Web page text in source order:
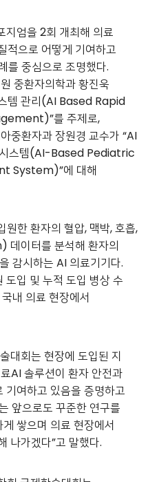
지엄을 2회 개최해 의료
으로 어떻게 기여하고
를 중심으로 조명했다.
중환자의학과 황진욱
템 관리(AI Based Rapid
를 주제로,
중환자과 장원경 교수가 “AI
시스템(AI-Based Pediatric
System)”에 대해
원한 환자의 혈압, 맥박, 호흡,
이터를 분석해 환자의
감시하는 AI 의료기기다.
입 및 누적 도입 병상 수
내 의료 현장에서
대회는 현장에 도입된 지
AI 솔루션이 환자 안전과
기여하고 있음을 증명하고
앞으로도 꾸준한 연구를
쌓으며 의료 현장에서
나가겠다”고 말했다.